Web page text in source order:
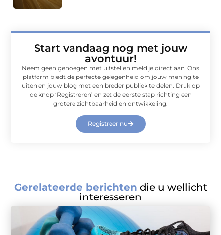
Start vandaag nog met jouw
avontuur!
Neem geen genoegen met uitstel en meld je direct aan. Ons
platform biedt de perfecte gelegenheid om jouw mening te
uiten en jouw blog met een breder publiek te delen. Druk op
de knop ‘Registreren’ en zet de eerste stap richting een
grotere zichtbaarheid en ontwikkeling.
Registreer nu
Gerelateerde berichten die u wellicht
interesseren